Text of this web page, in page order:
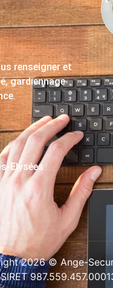
renseigner et
gardiennage
Elysées
2026 © Ange-
SIRET